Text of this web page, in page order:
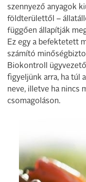
szennyező anyagok
földterülettől –
függően állapítják
Ez egy a befektetett
számító
Biokontroll
figyeljünk arra, ha túl
neve, illetve ha nincs
csomagoláson.